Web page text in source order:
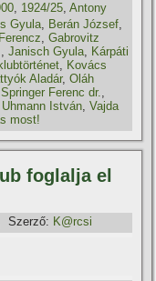
, 1924/25,Antony
Gyula Berán József
,Gabrovitz
,Janisch Gyula
Kárpáti
klubtörténet
Kovács
Aladár,Oláh
Springer Ferenc dr.
Uhmann István ,Vajda
most!
foglalja el
Szerző: K@rcsi